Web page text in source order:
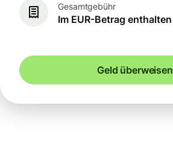
Gesamtgebühr
Im EUR-Betrag enthalten
Geld überweisen